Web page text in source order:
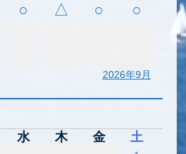
○ △ ○ ○
2026年9月
水 木 金 土